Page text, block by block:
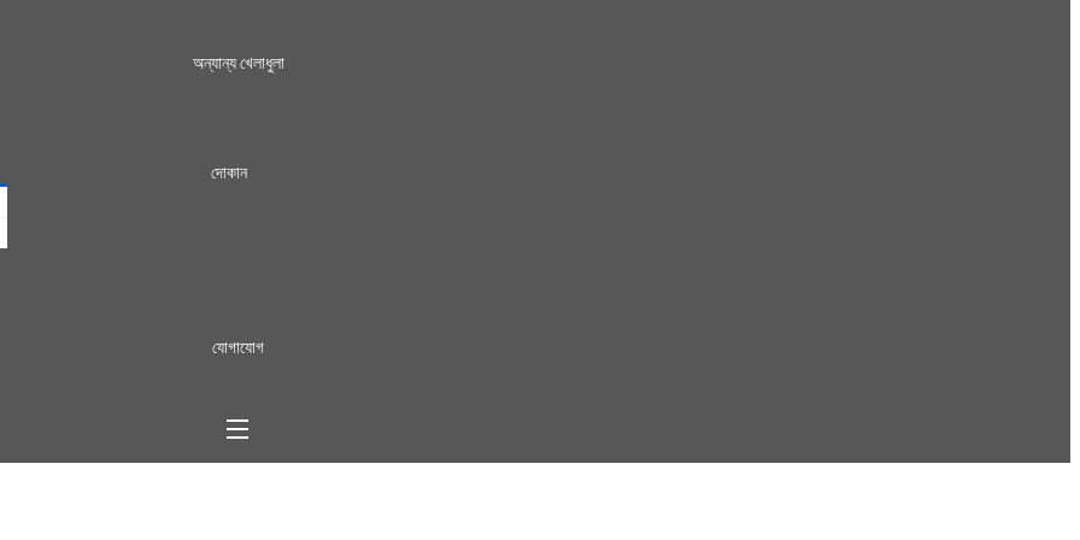
অন্যান্য খেলাধুলা
দোকান
যোগাযোগ